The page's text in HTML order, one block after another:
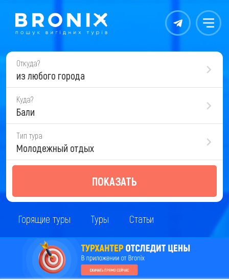
Контакты Меню
Откуда?
из любого города
Куда?
Бали
Тип тура
Молодежный отдых
ПОКАЗАТЬ
Горящие туры Туры Статьи